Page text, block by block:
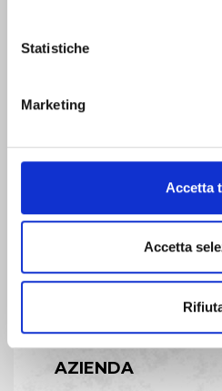
Statistiche
Marketing
Accetta
Accetta
Straordinaria dei
Avviso di avvenuta
convocazione dell’Assemblea
Zurück
AZIENDA